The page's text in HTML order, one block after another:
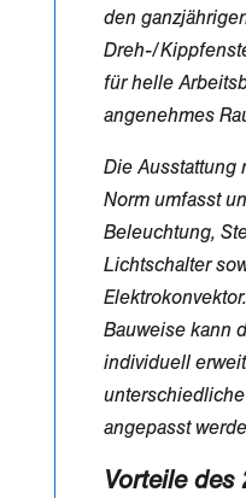
den
Dreh-/
für helle
angenehmes
Die Ausstattung
Norm umfasst
Beleuchtung,
Lichtschalter
Bauweise kann
individuell
angepasst
Vorteile des